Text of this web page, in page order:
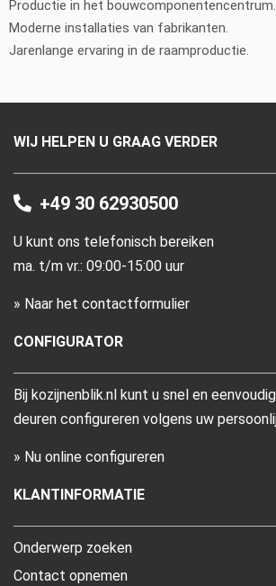
Productie in het bouwcomponentencentrum.
Moderne installaties van fabrikanten.
Jarenlange ervaring in de raamproductie.
WIJ HELPEN U GRAAG VERDER
+49 30 62930500
U kunt ons telefonisch bereiken
ma. t/m vr.: 09:00-15:00 uur
» Naar het contactformulier
CONFIGURATOR
Bij kozijnenblik.nl kunt u snel en
deuren configureren volgens uw
» Nu online configureren
KLANTINFORMATIE
Onderwerp zoeken
Contact opnemen